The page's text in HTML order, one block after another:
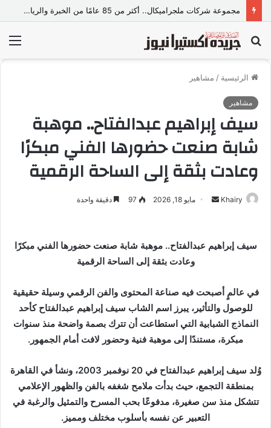
مجموعة شركات ملجراميكال.. أكثر من 85 عامًا من الخبرة والريادة في صناعة وتجارة الموازين
بحث
عن
الرئيسية / مشاهير
مشاهير
سيف إبراهيم عبدالفتاح.. موهبة
شابة صنعت حضورها الفني مبكرًا
وعادت بثقة إلى الساحة الرقمية
Khairy
ل
ت
ر
و
مايو 18, 2026 97 دقيقة واحدة
سيف إبراهيم عبدالفتاح.. موهبة شابة صنعت حضورها الفني مبكرًا
وعادت بثقة إلى الساحة الرقمية
في عالمٍ أصبحت فيه صناعة المحتوى والفن الرقمي وسيلة حقيقية
للوصول والتأثير، يبرز اسم الشاب سيف إبراهيم عبدالفتاح كأحد
النماذج الشبابية التي استطاعت أن تترك بصمة واضحة منذ سنوات
مبكرة، مستندًا إلى موهبة فنية وحضور لافت أمام الجمهور.
وُلد سيف إبراهيم عبدالفتاح في 20 نوفمبر 2003، ونشأ في القاهرة
بمنطقة التجمع، حيث بدأت ملامح شغفه بالفن والظهور الإعلامي
تتشكل منذ سن صغيرة، مدفوعًا بحب المسرح والتمثيل والرغبة في
التعبير عن نفسه بأسلوب مختلف ومميز.